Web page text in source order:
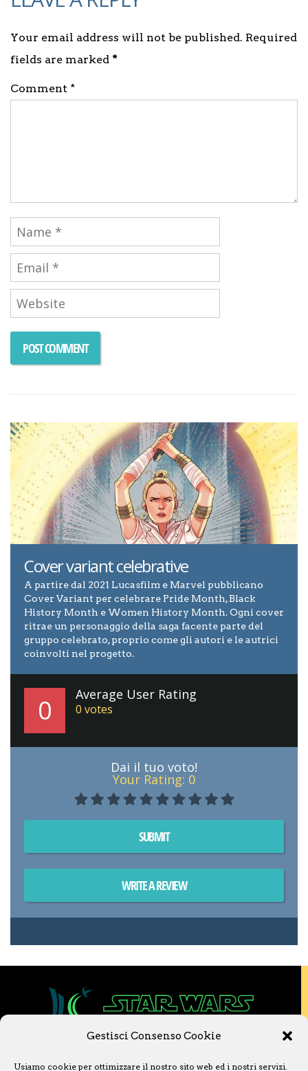
Gestisci Consenso Cookie
Usiamo cookie per ottimizzare il nostro sito web ed i nostri servizi.
Your email address will not be published. Required
fields are marked *
Comment *
Cover variant celebrative
A partire dal 2021 Lucasfilm e Marvel pubblicano
Cover Variant per celebrare Pride Month, Black
History Month e Women History Month. Ogni cover
ritrae un personaggio della saga facente parte del
gruppo celebrato, proprio come gli autori e le autrici
coinvolti nel progetto.
0 Average User Rating
0 votes
Dai il tuo voto!
Your Rating: 0
SUBMIT
WRITE A REVIEW